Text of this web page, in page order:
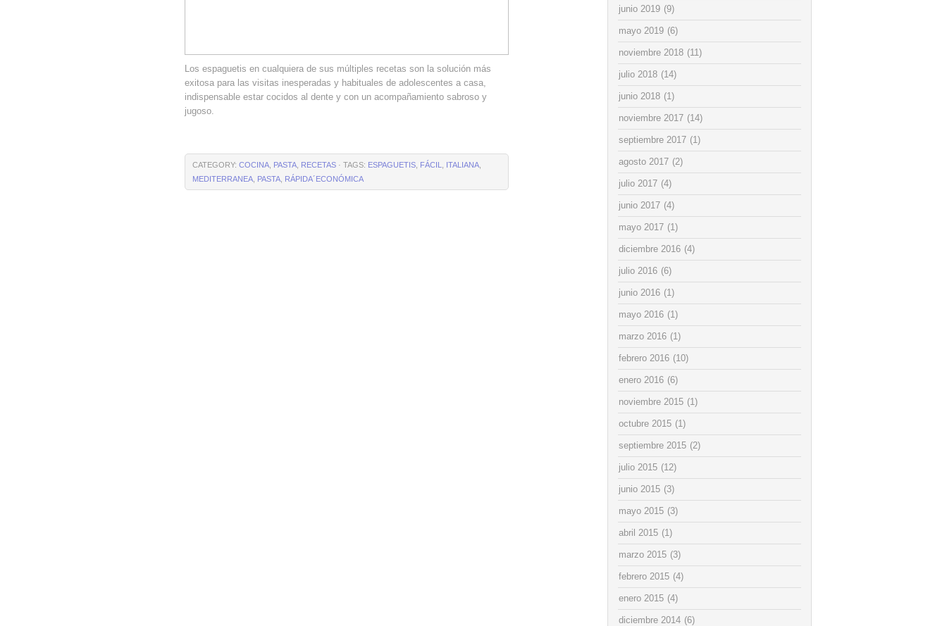
Los espaguetis en cualquiera de sus múltiples recetas son la solución más
exitosa para las visitas inesperadas y habituales de adolescentes a casa,
indispensable estar cocidos al dente y con un acompañamiento sabroso y
jugoso.
CATEGORY: COCINA PASTA RECETAS · TAGS: ESPAGUETIS FÁCIL ITALIANA
MEDITERRANEA PASTA RÁPIDA´ECONÓMICA
junio 2019 (9)
mayo 2019 (6)
noviembre 2018 (11)
julio 2018 (14)
junio 2018 (1)
noviembre 2017 (14)
septiembre 2017 (1)
agosto 2017 (2)
julio 2017 (4)
junio 2017 (4)
mayo 2017 (1)
diciembre 2016 (4)
julio 2016 (6)
junio 2016 (1)
mayo 2016 (1)
marzo 2016 (1)
febrero 2016 (10)
enero 2016 (6)
noviembre 2015 (1)
octubre 2015 (1)
septiembre 2015 (2)
julio 2015 (12)
junio 2015 (3)
mayo 2015 (3)
abril 2015 (1)
marzo 2015 (3)
febrero 2015 (4)
enero 2015 (4)
diciembre 2014 (6)